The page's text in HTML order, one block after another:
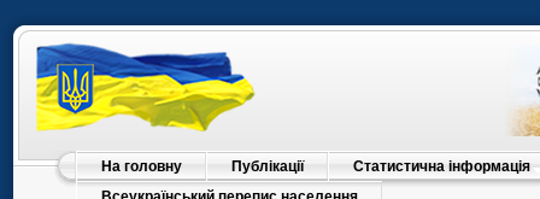
На головну Публікації
Статистична інформація